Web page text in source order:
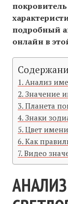
подробный
онлайн в
Анализ
Значение
Планета
Знаки
Цвет
Как
Видео